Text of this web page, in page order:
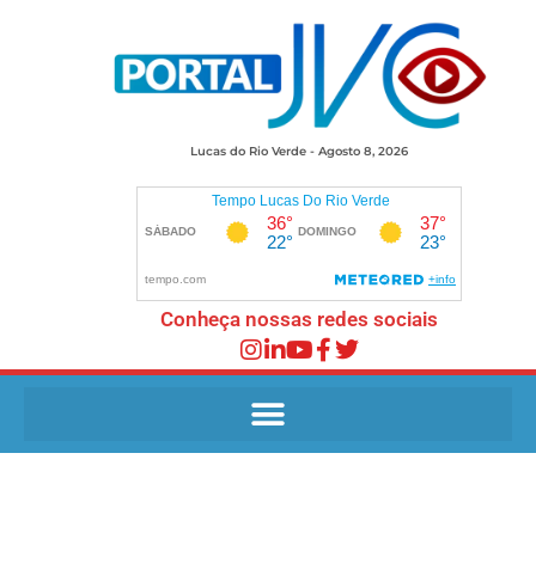
Lucas do Rio Verde - Agosto 8, 2026
Conheça nossas redes sociais